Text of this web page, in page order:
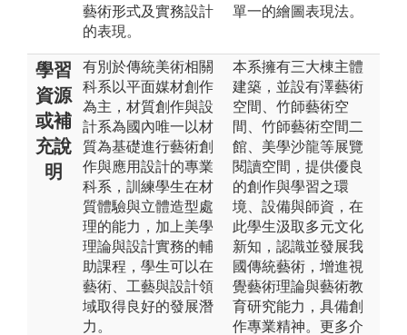
藝術形式及實務設計
的表現。
單一的繪圖表現法。
學習
資源
或補
充說
明
有別於傳統美術相關
科系以平面媒材創作
為主，材質創作與設
計系為國內唯一以材
質為基礎進行藝術創
作與應用設計的專業
科系，訓練學生在材
質體驗與立體造型處
理的能力，加上美學
理論與設計實務的輔
助課程，學生可以在
藝術、工藝與設計領
域取得良好的發展潛
力。
本系擁有三大棟主體
建築，並設有澤藝術
空間、竹師藝術空
間、竹師藝術空間二
館、美學沙龍等展覽
閱讀空間，提供優良
的創作與學習之環
境、設備與師資，在
此學生汲取多元文化
新知，認識並發展我
國傳統藝術，增進視
覺藝術理論與藝術教
育研究能力，具備創
作專業精神。更多介